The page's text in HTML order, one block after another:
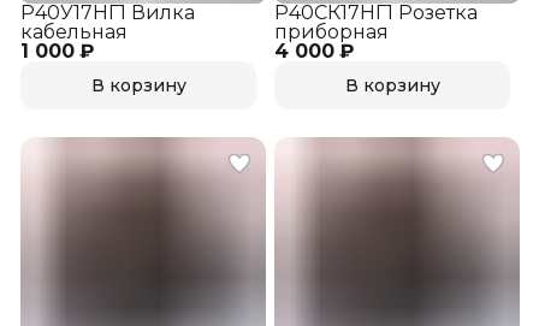
1 000 ₽
Р40У17НГ1 Вилка
кабельная
В корзину
4 000 ₽
Р40СК17НГ1 Розетка
приборная
В корзину